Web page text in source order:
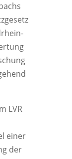
LVR
einer
der